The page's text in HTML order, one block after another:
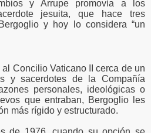
y Arrupe promovía a los
jesuita, que hace tres
y hoy lo considera “un
Concilio Vaticano II cerca de un
y sacerdotes de la Compañía
personales, ideológicas o
que entraban, Bergoglio les
más rígido y estructurado.